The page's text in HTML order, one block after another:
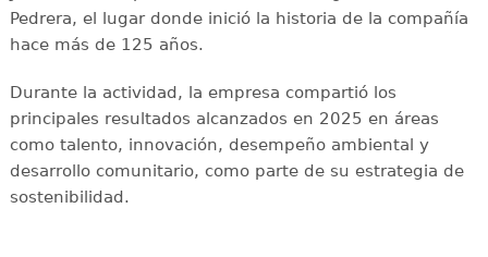
Pedrera, el lugar donde inició la historia de la compañía
hace más de 125 años.
Durante la actividad, la empresa compartió los
principales resultados alcanzados en 2025 en áreas
como talento, innovación, desempeño ambiental y
desarrollo comunitario, como parte de su estrategia de
sostenibilidad.